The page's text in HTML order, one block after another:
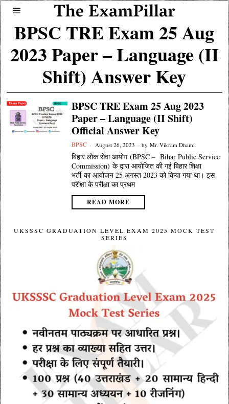
BPSC TRE Exam 25 Aug
2023 Paper – Language (II
Shift) Answer Key
BPSC TRE Exam 25 Aug 2023
Paper – Language (II Shift)
Official Answer Key
BPSC August 26, 2023 by Mr. Vikram Dhami
बिहार लोक सेवा आयोग (BPSC – Bihar Public Service
Commission) के द्वारा आयोजित की गई बिहार शिक्षा
भर्ती का आयोजन 25 अगस्त 2023 को किया गया था। इस
परीक्षा के परीक्षा का प्रथम
READ MORE
UKSSSC GRADUATION LEVEL EXAM 2025 MOCK TEST
SERIES